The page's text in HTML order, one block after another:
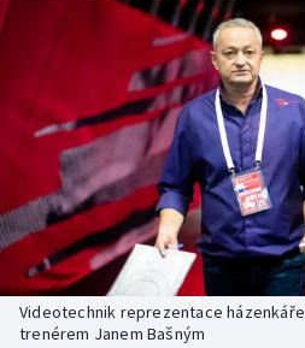
DALŠÍ SPORTY
Americký fotbal
Baseball a softbal
Basketbal
Biatlon
Boby a skeleton
NEPŘEHLÉDNĚTE
Soutěže
Historické návraty
Aplikace ČT sport
AZ kvíz
Videotechnik reprezentace
trenérem Janem Bašným